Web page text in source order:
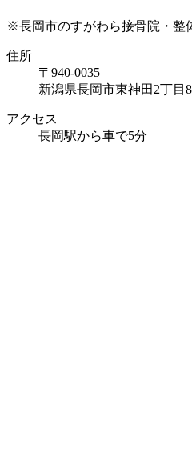
※長岡市のすがわら接骨院・整
住所
〒940-0035
新潟県長岡市東神田2丁目
アクセス
長岡駅から車で5分